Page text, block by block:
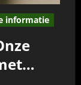
informatie